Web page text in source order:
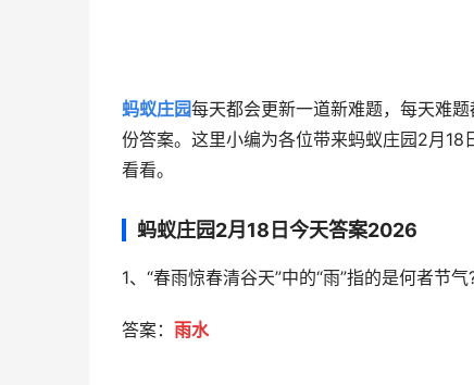
蚂蚁庄园每天都会更新一道新难题，每天难
份答案。这里小编为各位带来蚂蚁庄园2月
看看。
蚂蚁庄园2月18日今天答案2026
1、“春雨惊春清谷天”中的“雨”指的是何者节气
答案： 雨水